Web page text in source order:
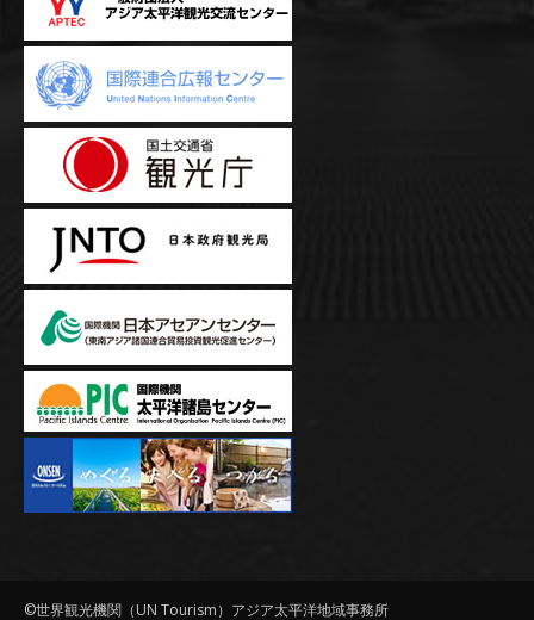
©世界観光機関（UN Tourism）アジア太平洋地域事務所